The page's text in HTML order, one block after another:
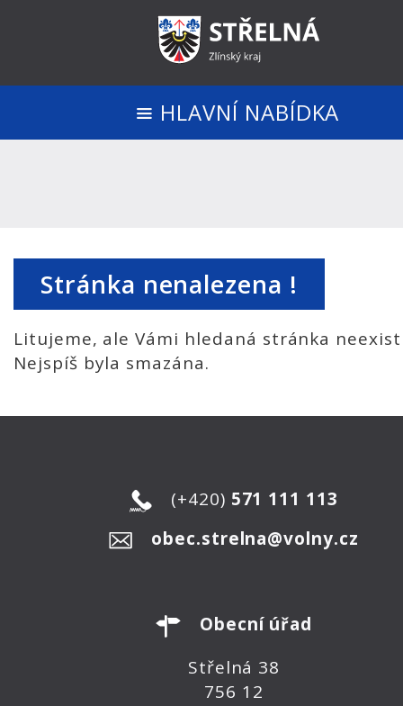
HLAVNÍ NABÍDKA
Stránka nenalezena !
Litujeme, ale Vámi hledaná stránka
Nejspíš byla smazána.
(+420) 571 111 113
obec.strelna@volny.cz
Obecní úřad
Střelná 38
756 12